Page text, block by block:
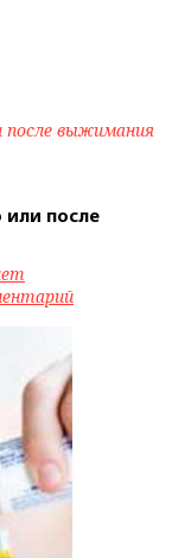
выжимания
после